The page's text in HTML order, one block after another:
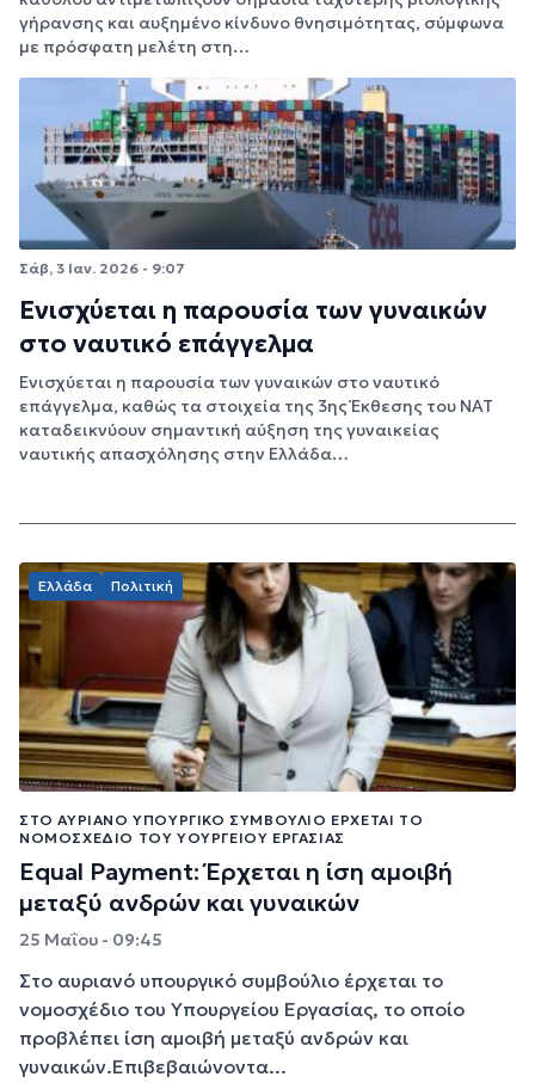
γήρανσης και αυξημένο κίνδυνο θνησιμότητας, σύμφωνα
με πρόσφατη μελέτη στη…
Σάβ, 3 Ιαν. 2026 - 9:07
Ενισχύεται η παρουσία των γυναικών
στο ναυτικό επάγγελμα
Ενισχύεται η παρουσία των γυναικών στο ναυτικό
επάγγελμα, καθώς τα στοιχεία της 3ης Έκθεσης του ΝΑΤ
καταδεικνύουν σημαντική αύξηση της γυναικείας
ναυτικής απασχόλησης στην Ελλάδα…
Ελλάδα Πολιτική
ΣΤΟ ΑΥΡΙΑΝΌ ΥΠΟΥΡΓΙΚΌ ΣΥΜΒΟΎΛΙΟ ΈΡΧΕΤΑΙ ΤΟ
ΝΟΜΟΣΧΈΔΙΟ ΤΟΥ ΥΟΥΡΓΕΊΟΥ ΕΡΓΑΣΊΑΣ
Equal Payment: Έρχεται η ίση αμοιβή
μεταξύ ανδρών και γυναικών
25 Μαΐου - 09:45
Στο αυριανό υπουργικό συμβούλιο έρχεται το
νομοσχέδιο του Υπουργείου Εργασίας, το οποίο
προβλέπει ίση αμοιβή μεταξύ ανδρών και
γυναικών.Επιβεβαιώνοντα...